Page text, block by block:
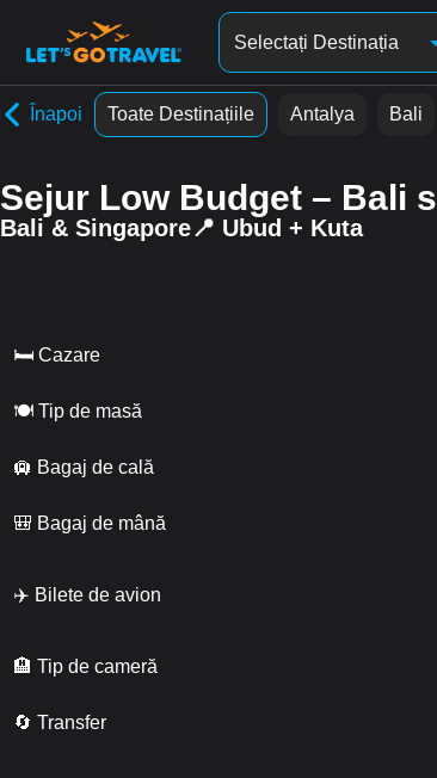
Selectați Destinația
Înapoi Toate Destinațiile Antalya Bali
Sejur Low Budget – Bali
Bali & Singapore📍 Ubud + Kuta
🛏 Cazare
🍽 Tip de masă
🛄 Bagaj de cală
🎒 Bagaj de mână
✈️ Bilete de avion
🏨 Tip de cameră
🔄 Transfer